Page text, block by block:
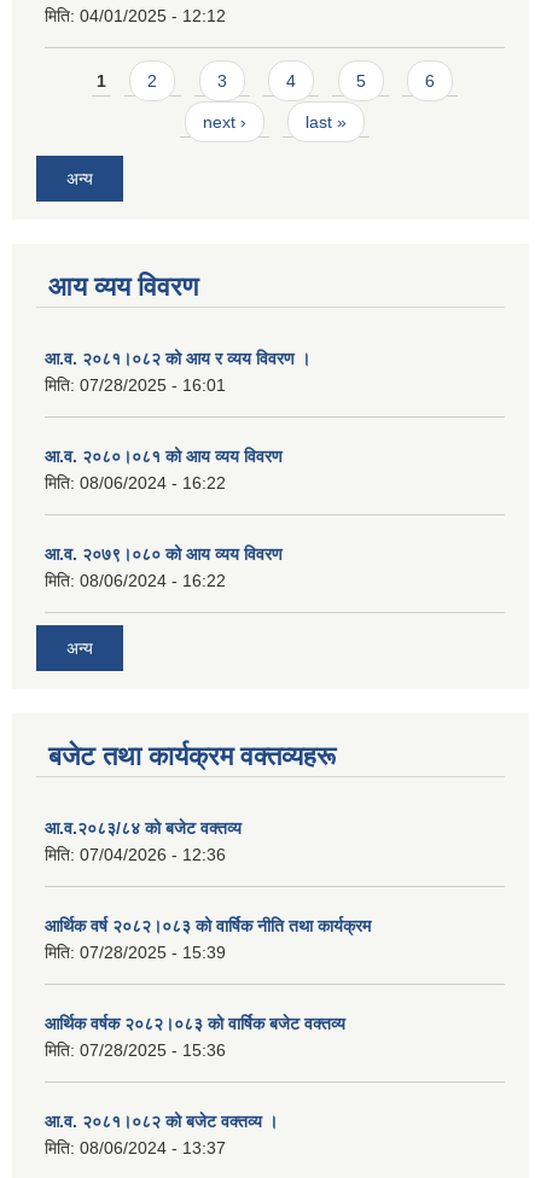
मिति: 04/01/2025 - 12:12
Pages
1 2 3 4 5 6
next › last »
अन्य
आय व्यय विवरण
आ.व. २०८१।०८२ को आय र व्यय विवरण ।
मिति: 07/28/2025 - 16:01
आ.व. २०८०।०८१ को आय व्यय विवरण
मिति: 08/06/2024 - 16:22
आ.व. २०७९।०८० को आय व्यय विवरण
मिति: 08/06/2024 - 16:22
अन्य
बजेट तथा कार्यक्रम वक्तव्यहरू
आ.व.२०८३/८४ को बजेट वक्तव्य
मिति: 07/04/2026 - 12:36
आर्थिक वर्ष २०८२।०८३ को वार्षिक नीति तथा कार्यक्रम
मिति: 07/28/2025 - 15:39
आर्थिक वर्षक २०८२।०८३ को वार्षिक बजेट वक्तव्य
मिति: 07/28/2025 - 15:36
आ.व. २०८१।०८२ को बजेट वक्तव्य ।
मिति: 08/06/2024 - 13:37